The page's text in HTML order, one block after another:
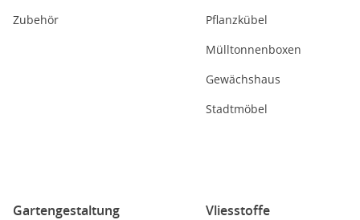
Zubehör
Pflanzkübel
Mülltonnenboxen
Gewächshaus
Stadtmöbel
Gartengestaltung Vliesstoffe